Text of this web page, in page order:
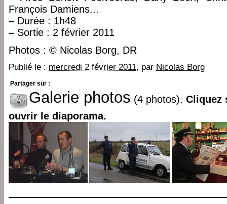
François Damiens...
– Durée : 1h48
– Sortie : 2 février 2011
Photos : © Nicolas Borg, DR
Publié le : mercredi 2 février 2011, par Nicolas Borg
Partager sur :
Galerie photos (4 photos). Cliquez
ouvrir le diaporama.